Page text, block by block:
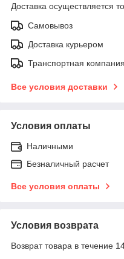
Доставка осуществляется
Самовывоз
Доставка курьером
Транспортная компания
Все условия доставки
Условия оплаты
Наличными
Безналичный расчет
Все условия оплаты
Условия возврата
Возврат товара в течение